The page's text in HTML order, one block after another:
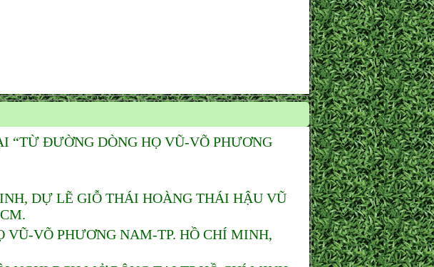
“TỪ ĐƯỜNG DÒNG HỌ VŨ-VÕ PHƯƠNG
DỰ LẼ GIỖ THÁI HOÀNG THÁI HẬU VŨ
VÕ PHƯƠNG NAM-TP. HỒ CHÍ MINH,